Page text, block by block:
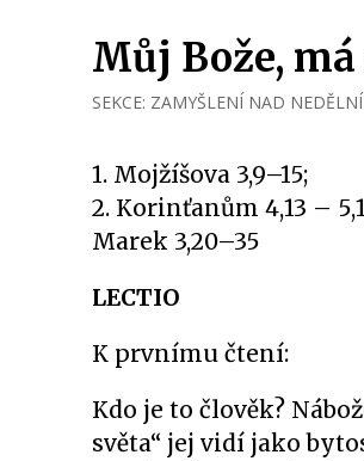
Můj Bože,
SEKCE: ZAMYŠLENÍ NAD
1. Mojžíšova 3,9–15;
2. Korinťanům 4,13 –
Marek 3,20–35
LECTIO
K prvnímu čtení:
Kdo je to člověk?
světa“ jej vidí jako